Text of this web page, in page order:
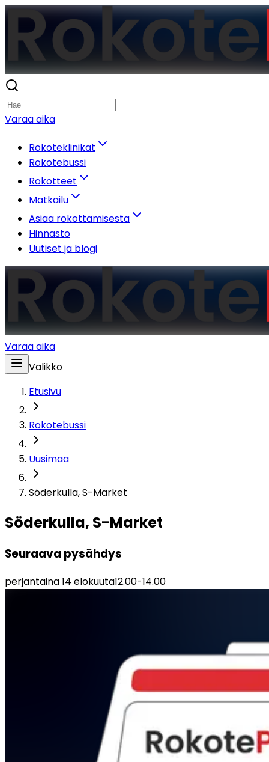
Varaa aika
Rokoteklinikat
Rokotebussi
Rokotteet
Matkailu
Asiaa rokottamisesta
Hinnasto
Uutiset ja blogi
Varaa aika
Valikko
Etusivu
Rokotebussi
Uusimaa
Söderkulla, S-Market
Söderkulla, S-Market
Seuraava pysähdys
perjantaina 14 elokuuta12.00-14.00